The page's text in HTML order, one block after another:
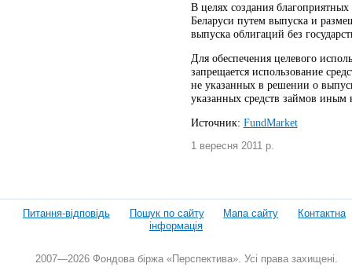
В целях создания
Беларуси путем выпуска и
выпуска облигаций без
Для обеспечения целевого
запрещается использование
не указанных в решении о
указанных средств займов
Источник: FundMarket
1 вересня 2011 р.
Питання-відповідь Пошук по сайту Мапа сайту
Контактна
інформація
2007—2026 Фондова біржа «Перспектива». Усі права захищені.